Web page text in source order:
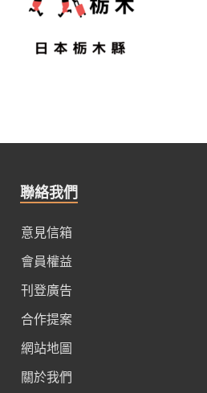
聯絡我們
意見信箱
會員權益
刊登廣告
合作提案
網站地圖
關於我們